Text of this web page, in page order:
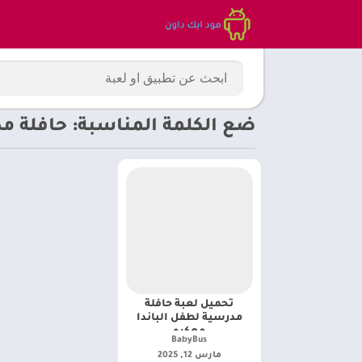
ضع الكلمة المناسبة: حافلة
تحميل لعبة حافلة
مدرسية لطفل الباندا
مهكره
BabyBus‏
مارس 12, 2025